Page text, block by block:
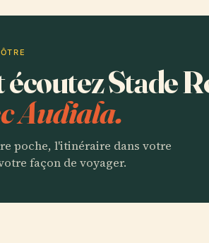
Stade
Audiala.
poche, l'itinéraire dans votre
façon de voyager.